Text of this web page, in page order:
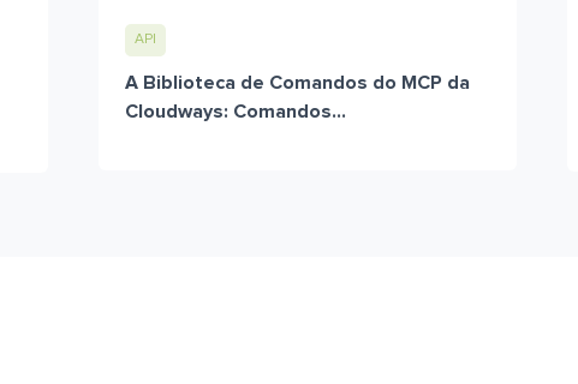
API
A Biblioteca de Comandos do MCP da
Cloudways: Comandos...